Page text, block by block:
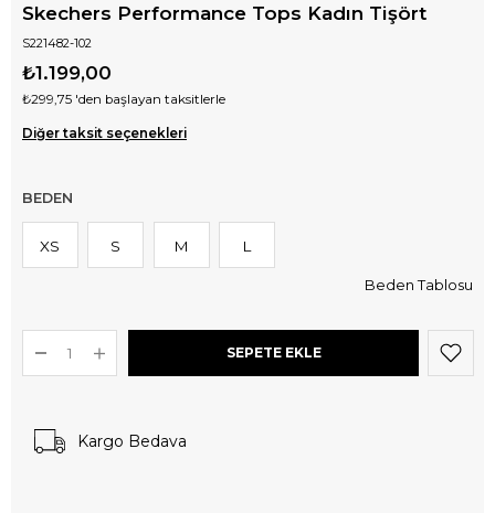
Skechers Performance Tops Kadın Tişört
S221482-102
₺1.199,00
₺299,75 'den başlayan taksitlerle
Diğer taksit seçenekleri
BEDEN
XS S M L
Beden Tablosu
Kargo Bedava